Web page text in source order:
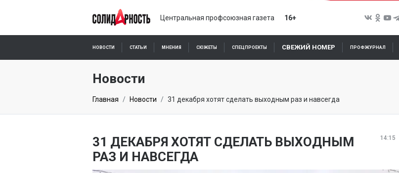
Центральная профсоюзная газета 16+
НОВОСТИ СТАТЬИ МНЕНИЯ СЮЖЕТЫ СПЕЦПРОЕКТЫ СВЕЖИЙ НОМЕР ПРОФЖУРНАЛ
ПОДПИСКА ОНЛАЙН
Новости
Главная Новости 31 декабря хотят сделать выходным раз и навсегда
14:15
31 ДЕКАБРЯ ХОТЯТ СДЕЛАТЬ ВЫХОДНЫМ
РАЗ И НАВСЕГДА